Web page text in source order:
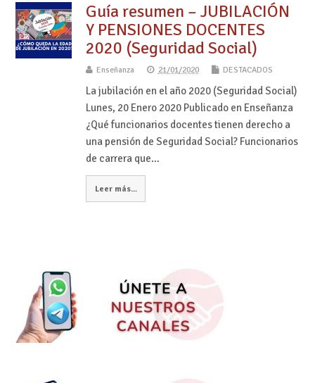
Guía resumen – JUBILACIÓN
Y PENSIONES DOCENTES
2020 (Seguridad Social)
Enseñanza 21/01/2020 DESTACADOS
La jubilación en el año 2020 (Seguridad Social)
Lunes, 20 Enero 2020 Publicado en Enseñanza
¿Qué funcionarios docentes tienen derecho a
una pensión de Seguridad Social? Funcionarios
de carrera que…
Leer más...